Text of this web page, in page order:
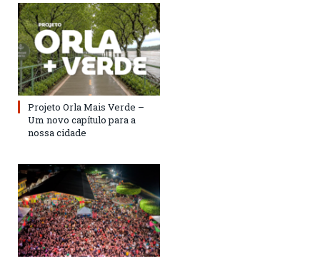
Projeto Orla Mais Verde –
Um novo capítulo para a
nossa cidade